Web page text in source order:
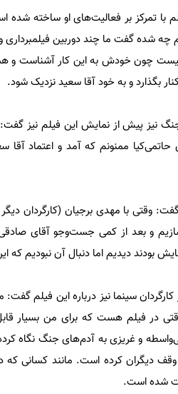
با تمرکز بر فعالیت‌های او ساخته
گفت ما چند دوربین فیلمبرداری و
چون خودش به این کار آشناست
بگذارد و به خود آقا سعید نزدیک شود.
نیز پیش از نمایش این فیلم نیز
حاتمی‌کیا ممنونم که آمد و اعتماد
وقتی با مهدی برجیان (کارگردان
و بعد از کمی جست‌وجو آقای
بودند دیدیم اما دنبال آن نبودیم که
سینما نیز درباره این فیلم
در فیلم هست که برای من بسیار
و غریزی به آدم‌های جنگ نگاه
دیگران کرده است. مانند کسانی
شده است.